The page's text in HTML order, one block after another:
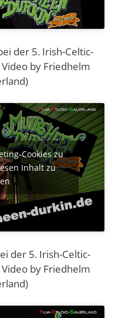
der 5. Irish-Celtic-
by Friedhelm
Cookies zu
Inhalt zu
der 5. Irish-Celtic-
by Friedhelm